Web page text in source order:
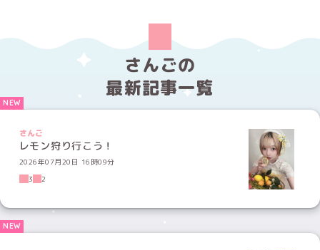
さんごの
最新記事一覧
さんご
レモン狩り行こう！
2026年07月20日 16時09分
3
2